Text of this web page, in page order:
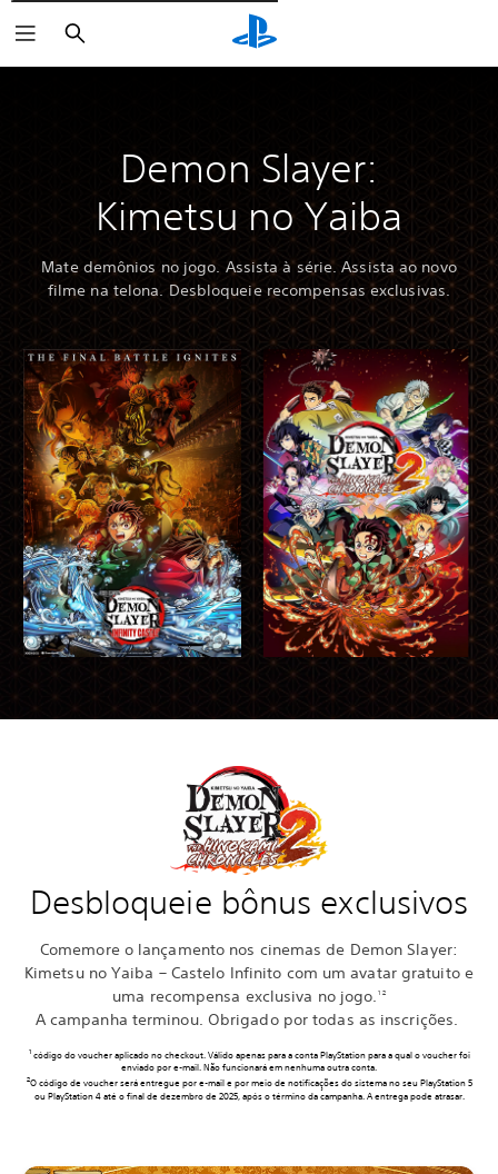
Pesquisar
Demon Slayer:
Kimetsu no Yaiba
Mate demônios no jogo. Assista à série. Assista ao novo
filme na telona. Desbloqueie recompensas exclusivas.
Desbloqueie bônus exclusivos
Comemore o lançamento nos cinemas de Demon Slayer:
Kimetsu no Yaiba – Castelo Infinito com um avatar gratuito e
uma recompensa exclusiva no jogo. 1 2
A campanha terminou. Obrigado por todas as inscrições.
1 código do voucher aplicado no checkout. Válido apenas para a conta PlayStation para a qual o voucher foi
enviado por e-mail. Não funcionará em nenhuma outra conta.
2O código de voucher será entregue por e-mail e por meio de notificações do sistema no seu PlayStation 5
ou PlayStation 4 até o final de dezembro de 2025, após o término da campanha. A entrega pode atrasar.